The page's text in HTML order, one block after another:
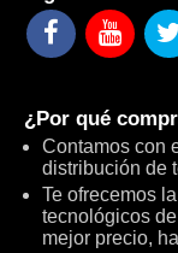
¿Por qué
Contamos con
distribución de
Te ofrecemos
tecnológicos
mejor precio,